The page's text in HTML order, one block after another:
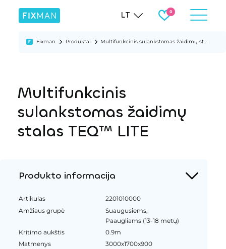
LT
Fixman Produktai Multifunkcinis sulankstomas žaidimų stalas TEQ™ LITE
Multifunkcinis
sulankstomas žaidimų
stalas TEQ™ LITE
Produkto informacija
Artikulas
2201010000
Amžiaus grupė
Suaugusiems,
Paaugliams (13-18 metų)
Kritimo aukštis
0.9m
Matmenys
3000x1700x900